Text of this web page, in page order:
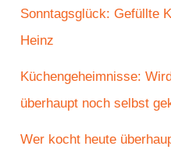
Sonntagsglück: Gefüllte
Heinz
Küchengeheimnisse:
überhaupt noch selbst
Wer kocht heute